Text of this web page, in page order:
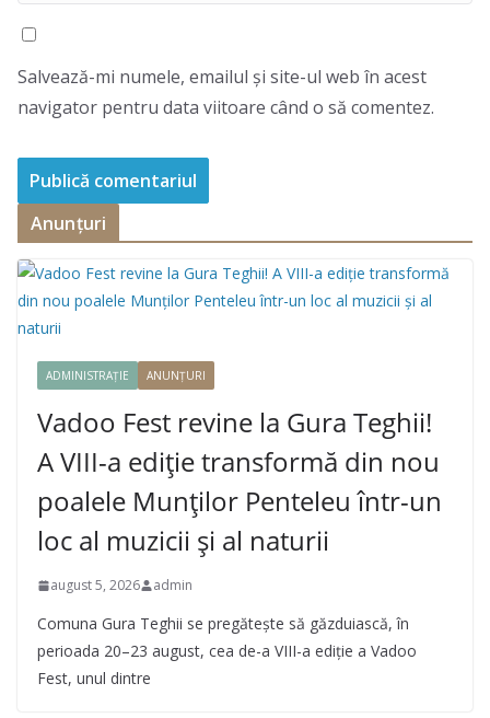
Salvează-mi numele, emailul și site-ul web în acest
navigator pentru data viitoare când o să comentez.
Anunțuri
ADMINISTRAȚIE ANUNȚURI
Vadoo Fest revine la Gura Teghii!
A VIII-a ediție transformă din nou
poalele Munților Penteleu într-un
loc al muzicii și al naturii
august 5, 2026 admin
Comuna Gura Teghii se pregătește să găzduiască, în
perioada 20–23 august, cea de-a VIII-a ediție a Vadoo
Fest, unul dintre